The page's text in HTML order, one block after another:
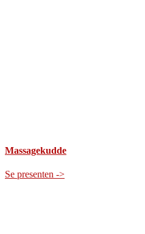
Massagekudde
Se presenten ->